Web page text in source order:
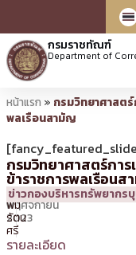
กรมราชทัณฑ์
Department of
หน้าแรก » กรมวิทยาศาสตร์
พลเรือนสามัญ
กรมวิทยาศาสตร์กา
ข้าราชการพลเรือนส
15
พฤศจิกายน
2023
12:11 น.
โดย
ศิร
พิม
รัตน
ศรี
ข่าวกองบริหารทรัพยากร
รายละเอียด